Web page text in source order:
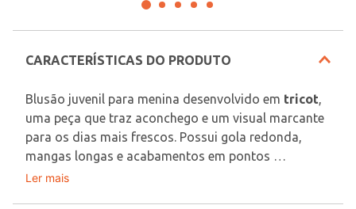
CARACTERÍSTICAS DO PRODUTO
Blusão juvenil para menina desenvolvido em tricot
uma peça que traz aconchego e um visual marcante
para os dias mais frescos. Possui gola redonda,
mangas longas e acabamentos em pontos
canelados, detalhes que contribuem para um
Tecido: Tricot
Ler mais